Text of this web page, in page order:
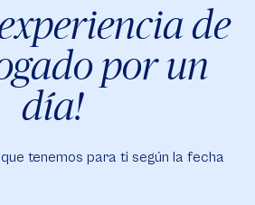
de
por un
día!
tenemos para ti según la fecha